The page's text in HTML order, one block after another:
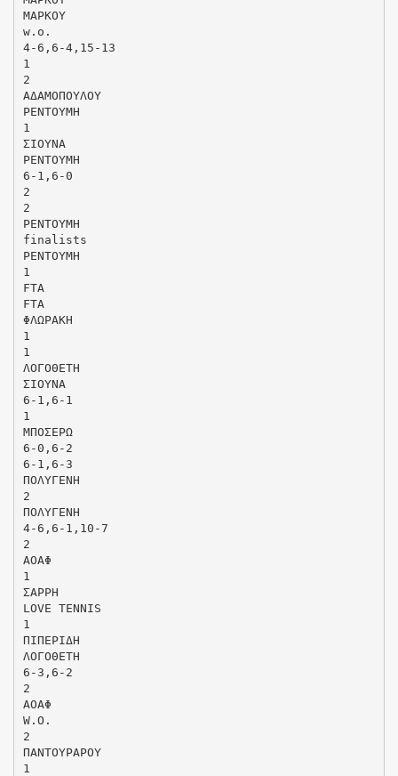
ΜΑΡΚΟΥ
w.o.
4-6,6-4,15-13
1
2
ΑΔΑΜΟΠΟΥΛΟΥ
ΡΕΝΤΟΥΜΗ
1
ΣΙΟΥΝΑ
ΡΕΝΤΟΥΜΗ
6-1,6-0
2
2
ΡΕΝΤΟΥΜΗ
finalists
ΡΕΝΤΟΥΜΗ
1
FTA
FTA
ΦΛΩΡΑΚΗ
1
1
ΛΟΓΟΘΕΤΗ
ΣΙΟΥΝΑ
6-1,6-1
1
ΜΠΟΣΕΡΩ
6-0,6-2
6-1,6-3
ΠΟΛΥΓΕΝΗ
2
ΠΟΛΥΓΕΝΗ
4-6,6-1,10-7
2
ΑΟΑΦ
1
ΣΑΡΡΗ
LOVE TENNIS
1
ΠΙΠΕΡΙΔΗ
ΛΟΓΟΘΕΤΗ
6-3,6-2
2
ΑΟΑΦ
W.O.
2
ΠΑΝΤΟΥΡΑΡΟΥ
1